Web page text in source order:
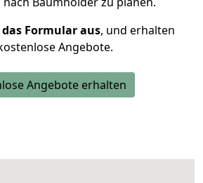
Formular aus, und erhalten
Angebote.
Angebote erhalten